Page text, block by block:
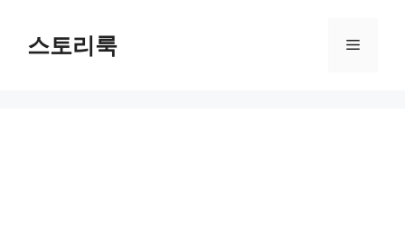
content스토리룩 Menu